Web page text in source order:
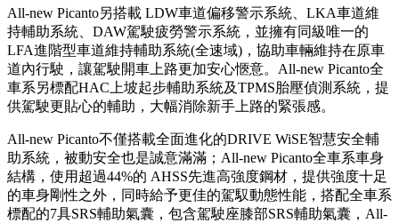
All-new Picanto另搭載 LDW車道偏移警示系統、LKA車道維
持輔助系統、DAW駕駛疲勞警示系統，並擁有同級唯一的
LFA進階型車道維持輔助系統(全速域)，協助車輛維持在原車
道內行駛，讓駕駛開車上路更加安心愜意。All-new Picanto全
車系另標配HAC上坡起步輔助系統及TPMS胎壓偵測系統，提
供駕駛更貼心的輔助，大幅消除新手上路的緊張感。
All-new Picanto不僅搭載全面進化的DRIVE WiSE智慧安全輔
助系統，被動安全也是誠意滿滿；All-new Picanto全車系車身
結構，使用超過44%的 AHSS先進高強度鋼材，提供強度十足
的車身剛性之外，同時給予更佳的駕馭動態性能，搭配全車系
標配的7具SRS輔助氣囊，包含駕駛座膝部SRS輔助氣囊，All-